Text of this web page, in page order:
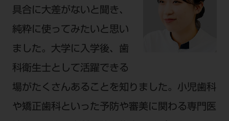
具合に大差がないと聞き、
純粋に使ってみたいと思い
ました。大学に入学後、歯
科衛生士として活躍できる
場がたくさんあることを知りました。小児歯科
や矯正歯科といった予防や審美に関わる専門医